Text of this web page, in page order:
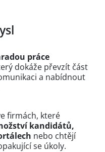
práce
dokáže převzít část
a nabídnout
firmách, které
kandidátů,
nebo chtějí
se úkoly.